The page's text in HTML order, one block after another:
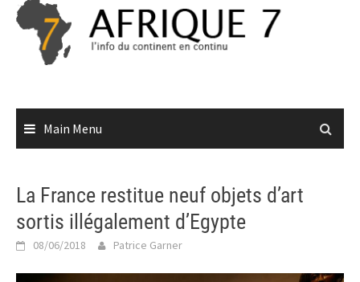
Skip
content
Main Menu
La France restitue neuf objets d’art
sortis illégalement d’Egypte
08/06/2018 Patrice Garner